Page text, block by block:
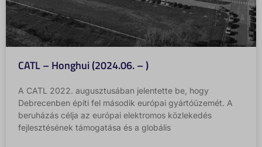
CATL – Honghui (2024.06. – )
A CATL 2022. augusztusában jelentette be, hogy
Debrecenben építi fel második európai gyártóüzemét. A
beruházás célja az európai elektromos közlekedés
fejlesztésének támogatása és a globális